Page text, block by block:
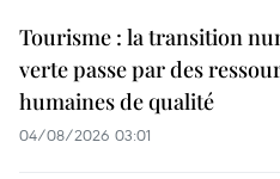
Tourisme : la transition
verte passe par des
humaines de qualité
04/08/2026 03:01